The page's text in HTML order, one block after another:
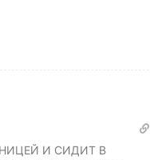
И СИДИТ В